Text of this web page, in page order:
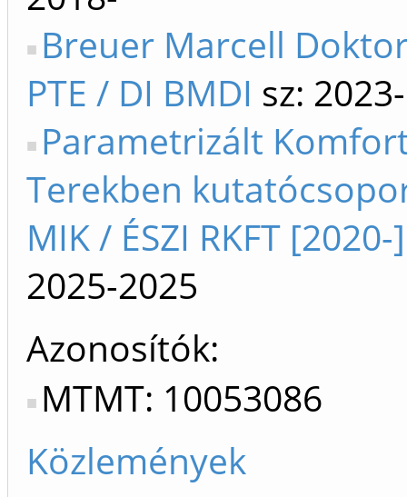
Breuer Marcell
PTE / DI BMDI sz: 2023-
Parametrizált
Terekben
MIK / ÉSZI RKFT [2020-]
2025-2025
Azonosítók
MTMT: 10053086
Közlemények